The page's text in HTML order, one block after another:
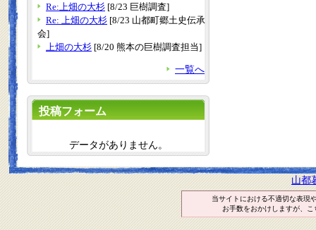
Re:上畑の大杉 [8/23 巨樹調査]
Re: 上畑の大杉 [8/23 山都町郷土史伝承
会]
上畑の大杉 [8/20 熊本の巨樹調査担当]
一覧へ
投稿フォーム
データがありません。
山都
当サイトにおける不適切な表現
お手数をおかけしますが、こ